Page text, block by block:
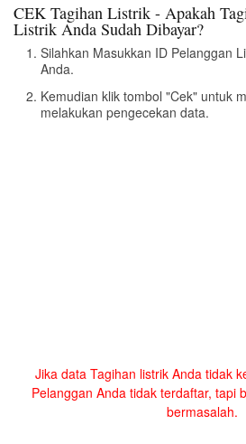
CEK Tagihan Listrik - Apakah
Listrik Anda Sudah Dibayar?
Silahkan Masukkan ID Pelanggan
Anda.
Kemudian klik tombol "Cek" untuk
melakukan pengecekan data.
Jika data Tagihan listrik Anda tidak
Pelanggan Anda tidak terdaftar, tapi
bermasalah.